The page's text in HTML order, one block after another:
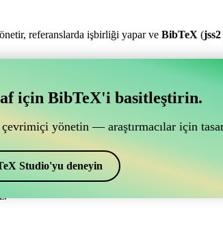
referanslarda işbirliği yapar ve BibTeX (jss2
aracı mı arıyorsunuz?
aracı mı arıyorsunuz?”
araç arıyorsanız, CiteDrive tam size
kullanabilirsiniz. Overleaf’de kaynakçanızı
için BibTeX'i basitleştirin.
yönetin — araştırmacılar için
Studio'yu deneyin